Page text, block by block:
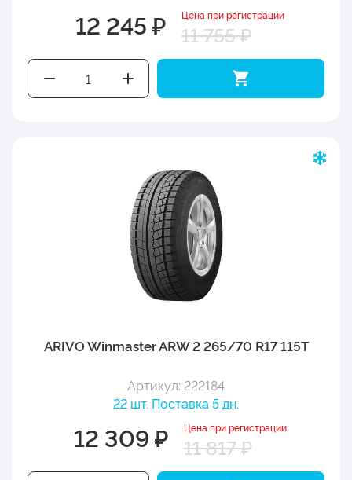
12 245 ₽ Цена при регистрации
11 755 ₽
ARIVO Winmaster ARW 2 265/70 R17 115T
Артикул: 222184
22 шт. Поставка 5 дн.
12 309 ₽ Цена при регистрации
11 817 ₽